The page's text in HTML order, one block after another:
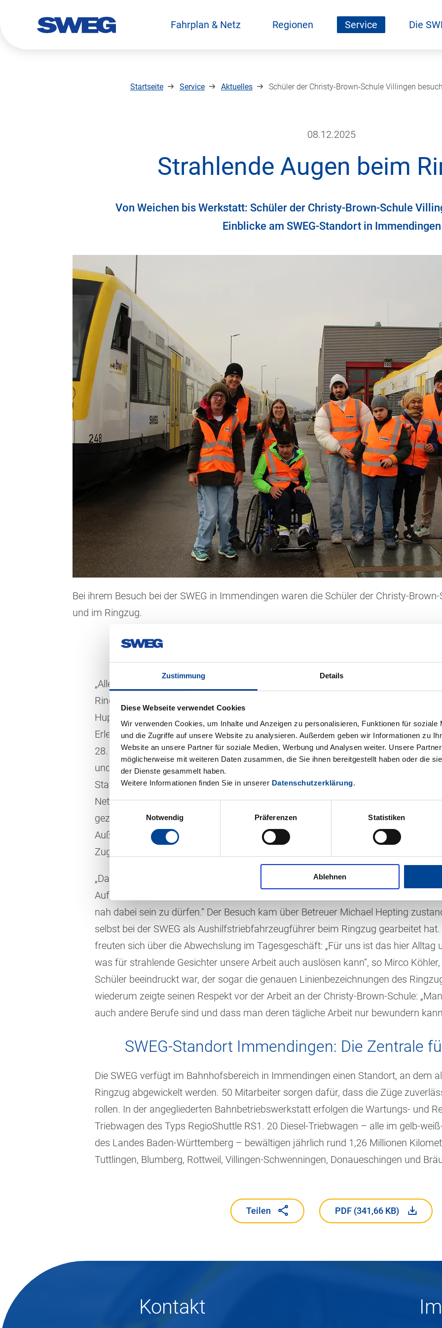
Zustimmung Details
Diese Webseite verwendet Cookies
Wir verwenden Cookies, um Inhalte und Anzeigen zu personalisieren, Funktionen für soziale
und die Zugriffe auf unsere Website zu analysieren. Außerdem geben wir Informationen zu
Website an unsere Partner für soziale Medien, Werbung und Analysen weiter. Unsere
möglicherweise mit weiteren Daten zusammen, die Sie ihnen bereitgestellt haben oder die
der Dienste gesammelt haben.
Weitere Informationen finden Sie in unserer Datenschutzerklärung.
Einwilligungsauswahl
Notwendig
Präferenzen Statistiken
Ablehnen
zurück zur Startseite Fahrplan & Netz Regionen Service Die
Startseite Service Aktuelles Schüler der Christy-Brown-Schule Villingen
08.12.2025
Strahlende Augen beim
Von Weichen bis Werkstatt: Schüler der Christy-Brown-Schule
Einblicke am SWEG-Standort in Immendingen
Bei ihrem Besuch bei der SWEG in Immendingen waren die Schüler der Christy-
und im Ringzug.
„Alle anschnallen, bitte!“ Hamid lächelt verschmitzt. Der 15-Jährige steht im
Ringzug-RegioShuttles und darf eine Durchsage über das Bordmikrofon an die
Hupen und Bremsen erlebt er aus allernächster Nähe mit. Was für ein Gefühl! Es
Erlebnis, das Hamid und seine vier Mitschüler der 9. Klasse aus der Christy-
28. November 2025, hatten. Gemeinsam mit ihrer Klassenlehrerin Lisa Schneider,
und Michael Hepting sowie FSJler Eren Engin unternahmen sie einen
Standort in Immendingen zu Gast. Die Schüler mit körperlicher und geistiger
Netzleiter Mirco Köhler und SWEG-Lehrtriebfahrzeugführer Andreas Hamernik
gezeigt, wo die Waschanlage kurz in Betrieb genommen und Öl im Zug
Außengelände durften sich die Schüler am manuellen Stellen einer Weiche
Zug auf dem nichtöffentlichen Betriebsgelände mitfahren.
„Das war eine riesengroße Freude für uns“, sagte Klassenlehrerin Lisa Schneider
Aufenthalts. „Der Blick hinter die Kulissen war sehr interessant und es hat die
nah dabei sein zu dürfen.“ Der Besuch kam über Betreuer Michael Hepting
selbst bei der SWEG als Aushilfstriebfahrzeugführer beim Ringzug gearbeitet hat.
freuten sich über die Abwechslung im Tagesgeschäft: „Für uns ist das hier Alltag
was für strahlende Gesichter unsere Arbeit auch auslösen kann“, so Mirco
Schüler beeindruckt war, der sogar die genauen Linienbezeichnungen des
wiederum zeigte seinen Respekt vor der Arbeit an der Christy-Brown-Schule:
auch andere Berufe sind und dass man deren tägliche Arbeit nur bewundern
SWEG-Standort Immendingen: Die Zentrale
Die SWEG verfügt im Bahnhofsbereich in Immendingen einen Standort, an dem
Ringzug abgewickelt werden. 50 Mitarbeiter sorgen dafür, dass die Züge
rollen. In der angegliederten Bahnbetriebswerkstatt erfolgen die Wartungs- und
Triebwagen des Typs RegioShuttle RS1. 20 Diesel-Triebwagen – alle im gelb-
des Landes Baden-Württemberg – bewältigen jährlich rund 1,26 Millionen
Tuttlingen, Blumberg, Rottweil, Villingen-Schwenningen, Donaueschingen und
Teilen PDF (341,66 KB)
Kontakt